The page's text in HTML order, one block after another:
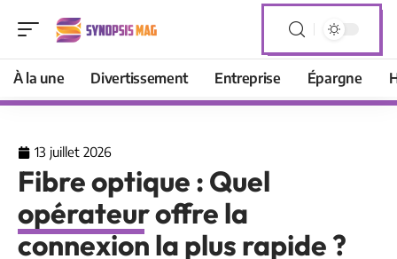
À la une Divertissement Entreprise Épargne
13 juillet 2026
Fibre optique : Quel
opérateur offre la
connexion la plus rapide ?